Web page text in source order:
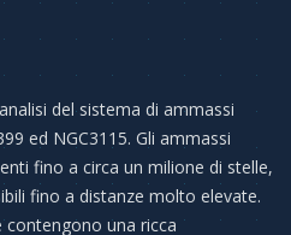
del sistema di ammassi
ed NGC3115. Gli ammassi
fino a circa un milione di stelle,
fino a distanze molto elevate.
contengono una ricca